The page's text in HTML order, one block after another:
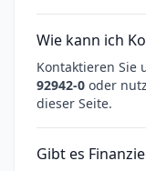
Wie kann ich
Kontaktieren Sie
92942-0 oder
dieser Seite.
Gibt es